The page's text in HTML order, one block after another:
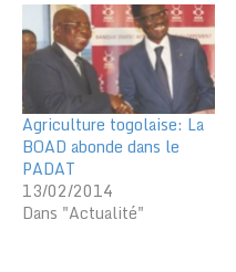
Agriculture togolaise: La
BOAD abonde dans le
PADAT
13/02/2014
Dans "Actualité"